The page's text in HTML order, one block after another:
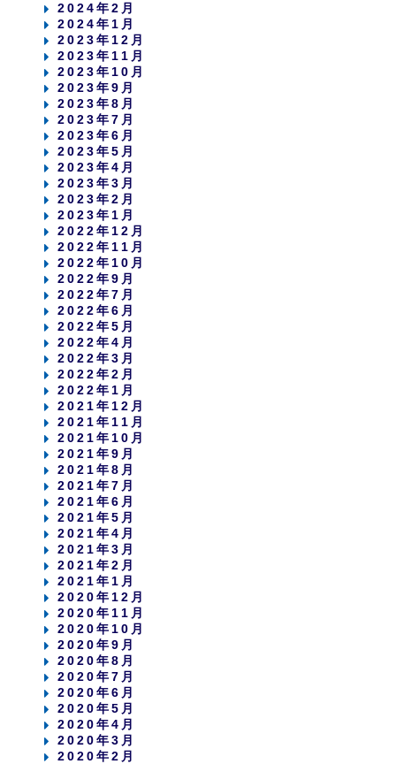
2024年2月
2024年1月
2023年12月
2023年11月
2023年10月
2023年9月
2023年8月
2023年7月
2023年6月
2023年5月
2023年4月
2023年3月
2023年2月
2023年1月
2022年12月
2022年11月
2022年10月
2022年9月
2022年7月
2022年6月
2022年5月
2022年4月
2022年3月
2022年2月
2022年1月
2021年12月
2021年11月
2021年10月
2021年9月
2021年8月
2021年7月
2021年6月
2021年5月
2021年4月
2021年3月
2021年2月
2021年1月
2020年12月
2020年11月
2020年10月
2020年9月
2020年8月
2020年7月
2020年6月
2020年5月
2020年4月
2020年3月
2020年2月